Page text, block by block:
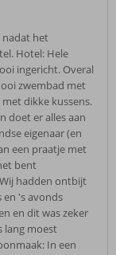
nadat het
Hotel: Hele
ingericht. Overal
zwembad met
dikke kussens.
doet er alles aan
eigenaar (en
een praatje met
bent
hadden ontbijt
en 's avonds
en dit was zeker
lang moest
In een